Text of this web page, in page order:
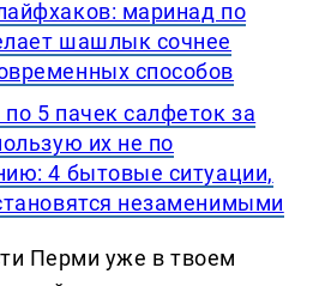
маринад по
шашлык сочнее
способов
5 пачек салфеток за
их не по
4 бытовые ситуации,
незаменимыми
Перми уже в твоем